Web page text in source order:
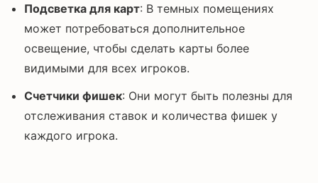
Подсветка для карт: В темных помещениях
может потребоваться дополнительное
освещение, чтобы сделать карты более
видимыми для всех игроков.
Счетчики фишек: Они могут быть полезны для
отслеживания ставок и количества фишек у
каждого игрока.